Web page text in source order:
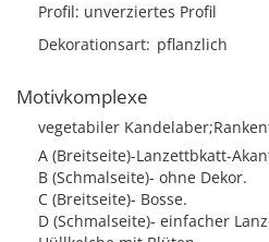
Profil: unverziertes Profil
Dekorationsart pflanzlich
Motivkomplexe
vegetabiler
A (Breitseite)-Lanzettbkatt-
B (Schmalseite)- ohne Dekor.
C (Breitseite)- Bosse.
D (Schmalseite)- einfacher